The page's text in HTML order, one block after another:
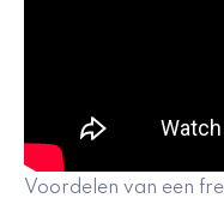
Voordelen van een